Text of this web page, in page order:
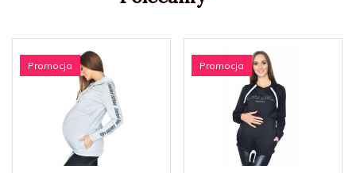
Promocja Promocja